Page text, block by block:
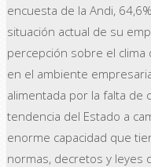
encuesta de la Andi,
situación actual de su
percepción sobre el clima
en el ambiente
alimentada por la falta de
tendencia del Estado a
enorme capacidad que
normas, decretos y leyes